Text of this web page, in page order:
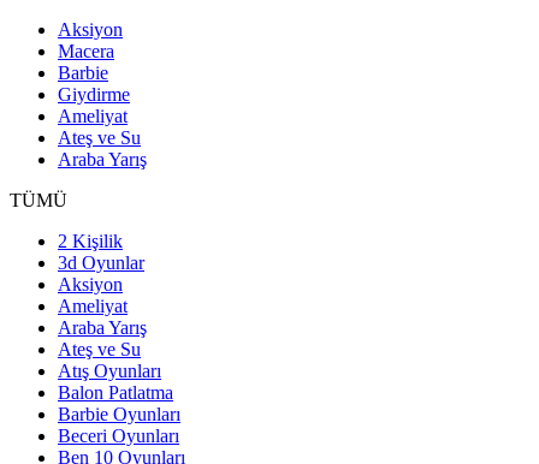
Aksiyon
Macera
Barbie
Giydirme
Ameliyat
Ateş ve Su
Araba Yarış
TÜMÜ
2 Kişilik
3d Oyunlar
Aksiyon
Ameliyat
Araba Yarış
Ateş ve Su
Atış Oyunları
Balon Patlatma
Barbie Oyunları
Beceri Oyunları
Ben 10 Oyunları